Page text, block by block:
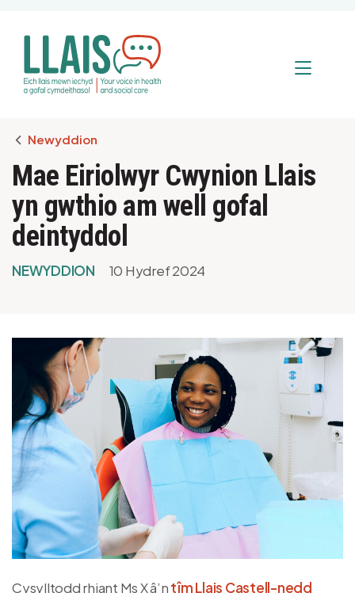
Breadcrumb
Newyddion
Mae Eiriolwyr Cwynion Llais
yn gwthio am well gofal
deintyddol
NEWYDDION 10 Hydref 2024
Delwedd
Cysylltodd rhiant Ms X â’ntîm Llais Castell-nedd